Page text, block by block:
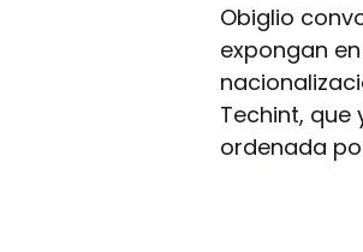
Obiglio
expongan
Techint, que
ordenada